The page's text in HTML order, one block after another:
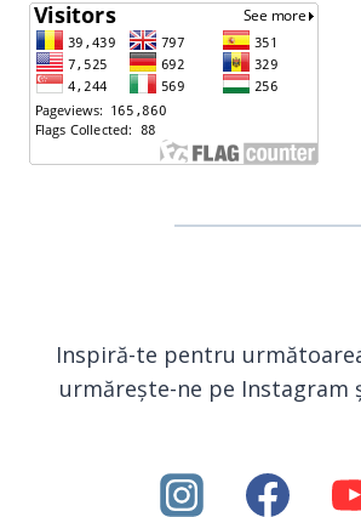
Inspiră-te pentru
urmărește-ne pe Instagram